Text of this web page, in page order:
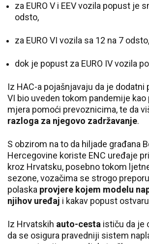
za EURO V i EEV vozila popust je
odsto,
za EURO VI vozila sa 12 na 7 odsto,
dok je popust za EURO IV vozila
Iz HAC-a pojašnjavaju da je dodatni
VI bio uveden tokom pandemije kao
mjera pomoći prevoznicima, te da
razloga za njegovo zadržavanje.
S obzirom na to da hiljade građana
Hercegovine koriste ENC uređaje
kroz Hrvatsku, posebno tokom
sezone, vozačima se strogo
polaska provjere kojem modelu
njihov uređaj i kakav popust
Iz Hrvatskih auto-cesta ističu da je
da se osigura pravedniji sistem